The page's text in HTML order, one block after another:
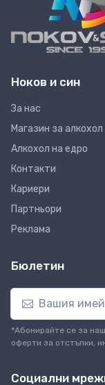
Ноков и син
За нас
Магазин за
Алкохол на едро
Контакти
Кариери
Партньори
Реклама
Бюлетин
*Абонирайте се за
оферти за отстъпки,
Социални